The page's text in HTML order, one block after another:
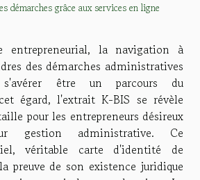
démarches grâce aux services en ligne
entrepreneurial, la navigation à
des démarches administratives
être un parcours du
égard, l'extrait K-BIS se révèle
pour les entrepreneurs désireux
gestion administrative. Ce
véritable carte d'identité de
preuve de son existence juridique